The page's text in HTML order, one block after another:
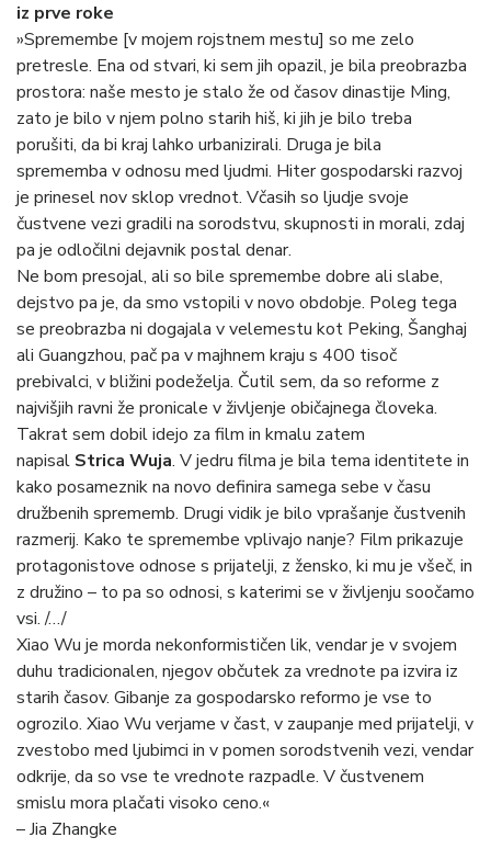
iz prve roke
»Spremembe [v mojem rojstnem mestu] so me zelo
pretresle. Ena od stvari, ki sem jih opazil, je bila preobrazba
prostora: naše mesto je stalo že od časov dinastije Ming,
zato je bilo v njem polno starih hiš, ki jih je bilo treba
porušiti, da bi kraj lahko urbanizirali. Druga je bila
sprememba v odnosu med ljudmi. Hiter gospodarski razvoj
je prinesel nov sklop vrednot. Včasih so ljudje svoje
čustvene vezi gradili na sorodstvu, skupnosti in morali, zdaj
pa je odločilni dejavnik postal denar.
Ne bom presojal, ali so bile spremembe dobre ali slabe,
dejstvo pa je, da smo vstopili v novo obdobje. Poleg tega
se preobrazba ni dogajala v velemestu kot Peking, Šanghaj
ali Guangzhou, pač pa v majhnem kraju s 400 tisoč
prebivalci, v bližini podeželja. Čutil sem, da so reforme z
najvišjih ravni že pronicale v življenje običajnega človeka.
Takrat sem dobil idejo za film in kmalu zatem
napisal Strica Wuja. V jedru filma je bila tema identitete in
kako posameznik na novo definira samega sebe v času
družbenih sprememb. Drugi vidik je bilo vprašanje čustvenih
razmerij. Kako te spremembe vplivajo nanje? Film prikazuje
protagonistove odnose s prijatelji, z žensko, ki mu je všeč, in
z družino – to pa so odnosi, s katerimi se v življenju soočamo
vsi. /…/
Xiao Wu je morda nekonformističen lik, vendar je v svojem
duhu tradicionalen, njegov občutek za vrednote pa izvira iz
starih časov. Gibanje za gospodarsko reformo je vse to
ogrozilo. Xiao Wu verjame v čast, v zaupanje med prijatelji, v
zvestobo med ljubimci in v pomen sorodstvenih vezi, vendar
odkrije, da so vse te vrednote razpadle. V čustvenem
smislu mora plačati visoko ceno.«
– Jia Zhangke